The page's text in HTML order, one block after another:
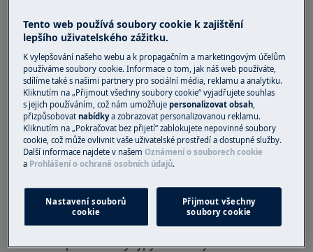
1. Jak prát džíny bez vyblednutí
jiného světlého oblečení, protože by mohly
pouštět barvu. Pokud je to možné, používejte
náš program džíny/denim na pračkách, který je
ideální pro všechny typy džínoviny.
Tento web používá soubory cookie k zajištění
lepšího uživatelského zážitku.
K vylepšování našeho webu a k propagačním a marketingovým účelům
používáme soubory cookie. Informace o tom, jak náš web používáte,
sdílíme také s našimi partnery pro sociální média, reklamu a analytiku.
Kliknutím na „Přijmout všechny soubory cookie“ vyjadřujete souhlas
s jejich používáním, což nám umožňujepersonalizovat obsah,
přizpůsobovatnabídkya zobrazovat personalizovanou reklamu.
Kliknutím na „Pokračovat bez přijetí“ zablokujete nepovinné soubory
cookie, což může ovlivnit vaše uživatelské prostředí a dostupné služby.
Další informace najdete v našemOznámení o souborech cookie
a Prohlášení o ochraně osobních údajů.
Nastavení souborů
cookie
Přijmout všechny
soubory cookie